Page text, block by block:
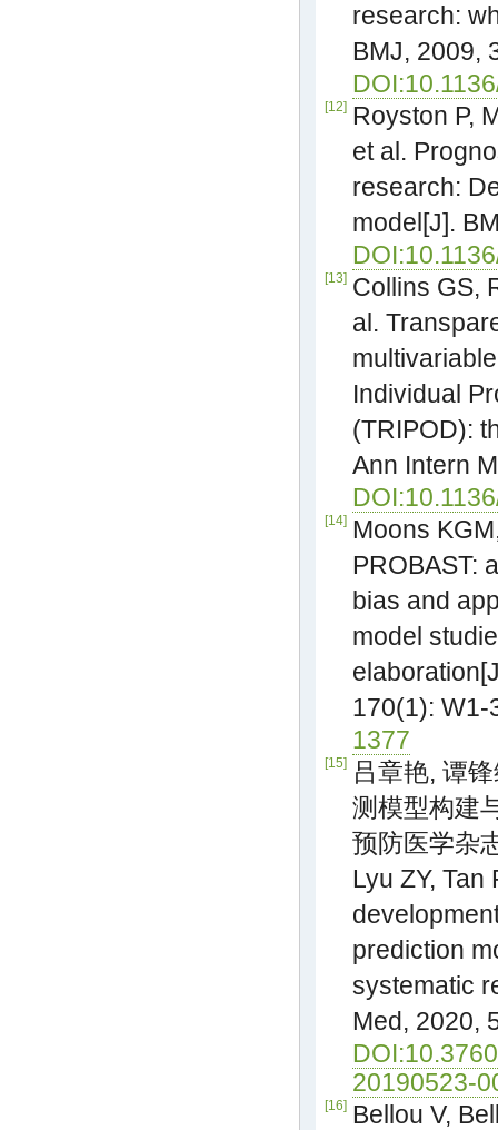
research:
BMJ, 2009,
[12] Royston P,
et al.
research:
model[J].
[13] Collins GS,
al.
Individual
(TRIPOD):
Ann Intern
[14] Moons
PROBAST:
bias and
model
170(1):
1377
[15]
吕章艳, 谭
测模型构建
预防医学杂
Lyu ZY, Tan
prediction
systematic
Med, 2020,
20190523-
[16] Bellou V,